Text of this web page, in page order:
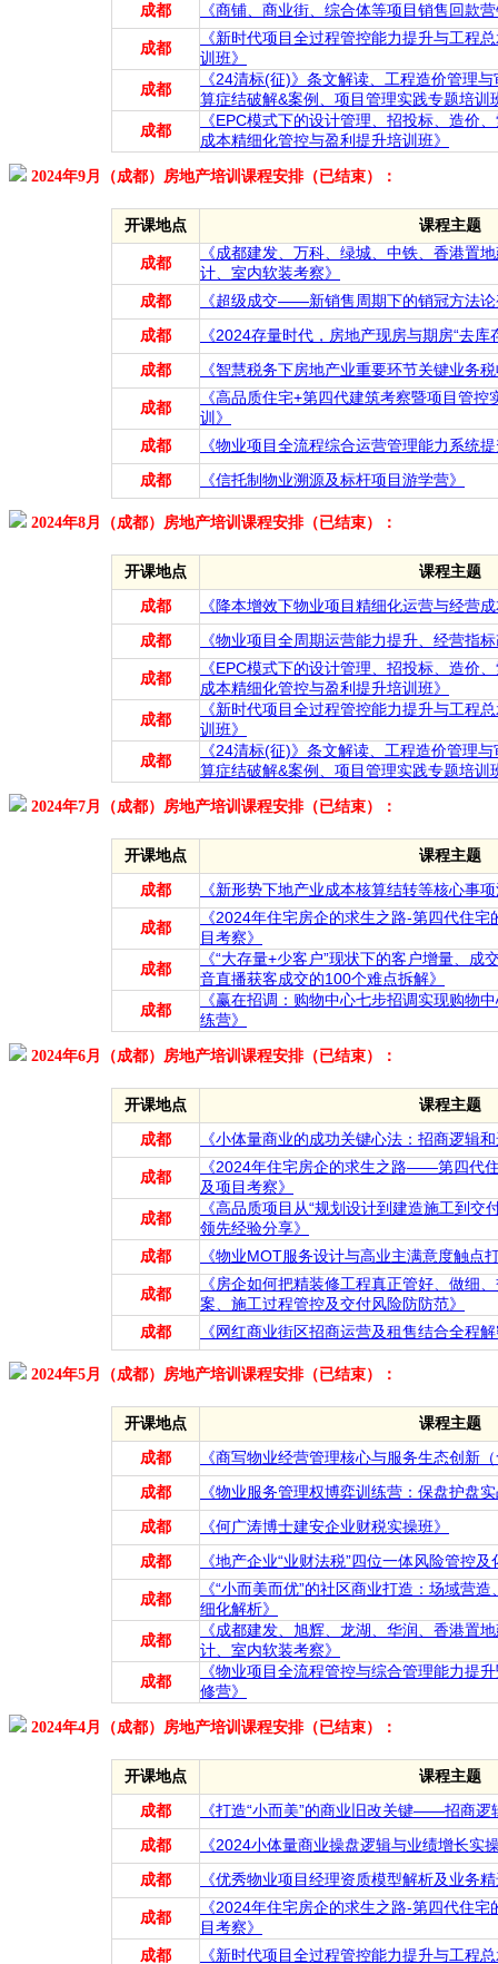
成都
《商铺、商业街、综合体等项目销售回款
成都
《新时代项目全过程管控能力提升与工程
训班》
成都
《24清标(征)》条文解读、工程造价管理
算症结破解&案例、项目管理实践专题培训
成都
《EPC模式下的设计管理、招投标、造价
成本精细化管控与盈利提升培训班》
2024年9月（成都）房地产培训课程安排（已结束）：
开课地点 课程主题
成都
《成都建发、万科、绿城、中铁、香港置
计、室内软装考察》
成都
《超级成交——新销售周期下的销冠方法
成都
《2024存量时代，房地产现房与期房“去库
成都
《智慧税务下房地产业重要环节关键业务
成都
《高品质住宅+第四代建筑考察暨项目管
训》
成都
《物业项目全流程综合运营管理能力系统
成都
《信托制物业溯源及标杆项目游学营》
2024年8月（成都）房地产培训课程安排（已结束）：
开课地点 课程主题
成都
《降本增效下物业项目精细化运营与经营
成都
《物业项目全周期运营能力提升、经营指
成都
《EPC模式下的设计管理、招投标、造价
成本精细化管控与盈利提升培训班》
成都
《新时代项目全过程管控能力提升与工程
训班》
成都
《24清标(征)》条文解读、工程造价管理
算症结破解&案例、项目管理实践专题培训
2024年7月（成都）房地产培训课程安排（已结束）：
开课地点 课程主题
成都 《新形势下地产业成本核算结转等核心事
成都
《2024年住宅房企的求生之路-第四代住
目考察》
成都
《“大存量+少客户”现状下的客户增量、
音直播获客成交的100个难点拆解》
成都
《赢在招调：购物中心七步招调实现购物
练营》
2024年6月（成都）房地产培训课程安排（已结束）：
开课地点 课程主题
成都 《小体量商业的成功关键心法：招商逻辑
成都
《2024年住宅房企的求生之路——第四代
及项目考察》
成都
《高品质项目从“规划设计到建造施工到交
领先经验分享》
成都
《物业MOT服务设计与高业主满意度触点
成都
《房企如何把精装修工程真正管好、做细
案、施工过程管控及交付风险防防范》
成都
《网红商业街区招商运营及租售结合全程
2024年5月（成都）房地产培训课程安排（已结束）：
开课地点 课程主题
成都
《商写物业经营管理核心与服务生态创新
成都
《物业服务管理权博弈训练营：保盘护盘
成都
《何广涛博士建安企业财税实操班》
成都
《地产企业“业财法税”四位一体风险管控
成都
《“小而美而优”的社区商业打造：场域营
细化解析》
成都
《成都建发、旭辉、龙湖、华润、香港置
计、室内软装考察》
成都
《物业项目全流程管控与综合管理能力提
修营》
2024年4月（成都）房地产培训课程安排（已结束）：
开课地点 课程主题
成都
《打造“小而美”的商业旧改关键——招商逻
成都
《2024小体量商业操盘逻辑与业绩增长实
成都
《优秀物业项目经理资质模型解析及业务
成都
《2024年住宅房企的求生之路-第四代住
目考察》
成都
《新时代项目全过程管控能力提升与工程